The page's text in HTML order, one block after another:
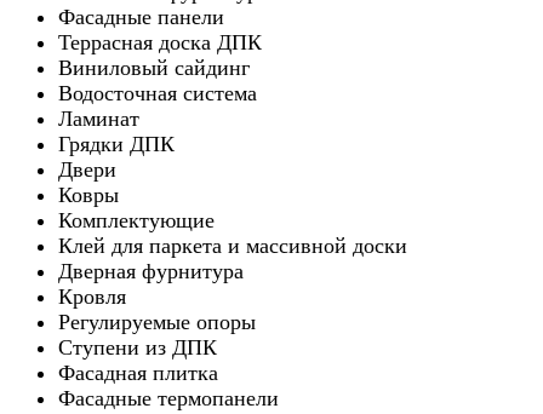
Фасадные панели
Террасная доска ДПК
Виниловый сайдинг
Водосточная система
Ламинат
Грядки ДПК
Двери
Ковры
Комплектующие
Клей для паркета и массивной доски
Дверная фурнитура
Кровля
Регулируемые опоры
Ступени из ДПК
Фасадная плитка
Фасадные термопанели